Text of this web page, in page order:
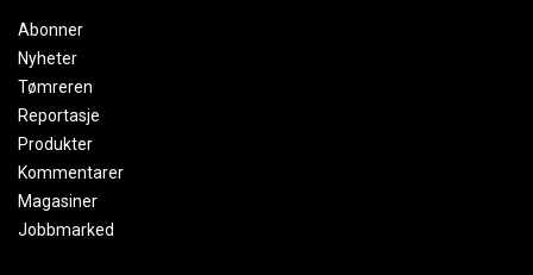
Abonner
Nyheter
Tømreren
Reportasje
Produkter
Kommentarer
Magasiner
Jobbmarked